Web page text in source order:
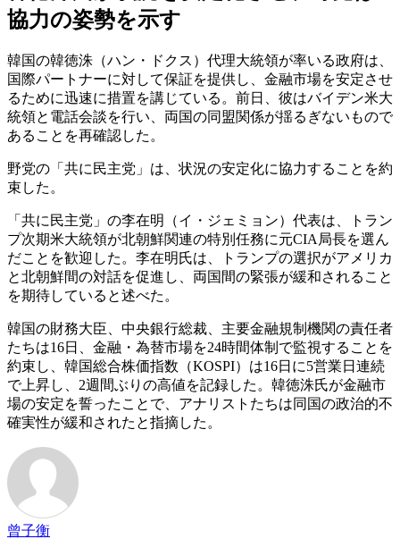
協力の姿勢を示す
韓国の韓徳洙（ハン・ドクス）代理大統領が率いる政府は、
国際パートナーに対して保証を提供し、金融市場を安定させ
るために迅速に措置を講じている。前日、彼はバイデン米大
統領と電話会談を行い、両国の同盟関係が揺るぎないもので
あることを再確認した。
野党の「共に民主党」は、状況の安定化に協力することを約
束した。
「共に民主党」の李在明（イ・ジェミョン）代表は、トラン
プ次期米大統領が北朝鮮関連の特別任務に元CIA局長を選ん
だことを歓迎した。李在明氏は、トランプの選択がアメリカ
と北朝鮮間の対話を促進し、両国間の緊張が緩和されること
を期待していると述べた。
韓国の財務大臣、中央銀行総裁、主要金融規制機関の責任者
たちは16日、金融・為替市場を24時間体制で監視することを
約束し、韓国総合株価指数（KOSPI）は16日に5営業日連続
で上昇し、2週間ぶりの高値を記録した。韓徳洙氏が金融市
場の安定を誓ったことで、アナリストたちは同国の政治的不
確実性が緩和されたと指摘した。
曾子衡